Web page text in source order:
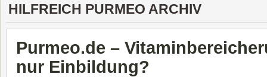
HILFREICH PURMEO ARCHIV
Purmeo.de –
nur Einbildung?